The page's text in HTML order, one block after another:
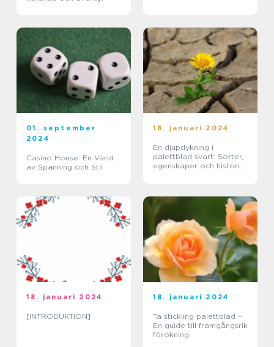
01. september
2024
Casino House: En Värld
av Spänning och Stil
18. januari 2024
En djupdykning i
palettblad svart: Sorter,
egenskaper och historisk
18. januari 2024
[INTRODUKTION]
18. januari 2024
Ta stickling palettblad –
En guide till framgångsrik
förökning